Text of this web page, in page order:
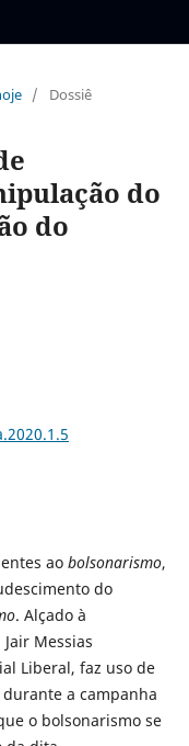
/ Dossiê
do
do
ao bolsonarismo,
do
. Alçado à
Messias
Liberal, faz uso de
a campanha
o bolsonarismo se